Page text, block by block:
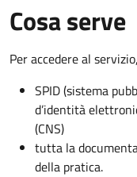
Cosa serve
Per accedere al
SPID (sistema
d’identità
(CNS)
tutta la
della pratica.